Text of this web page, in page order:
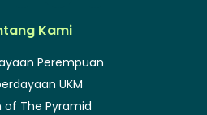
Kami
Perempuan
UKM
The Pyramid